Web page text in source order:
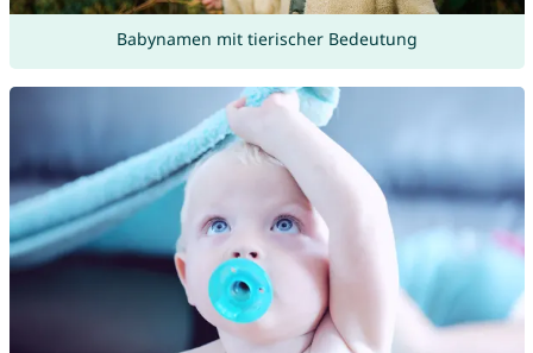
Babynamen mit tierischer Bedeutung